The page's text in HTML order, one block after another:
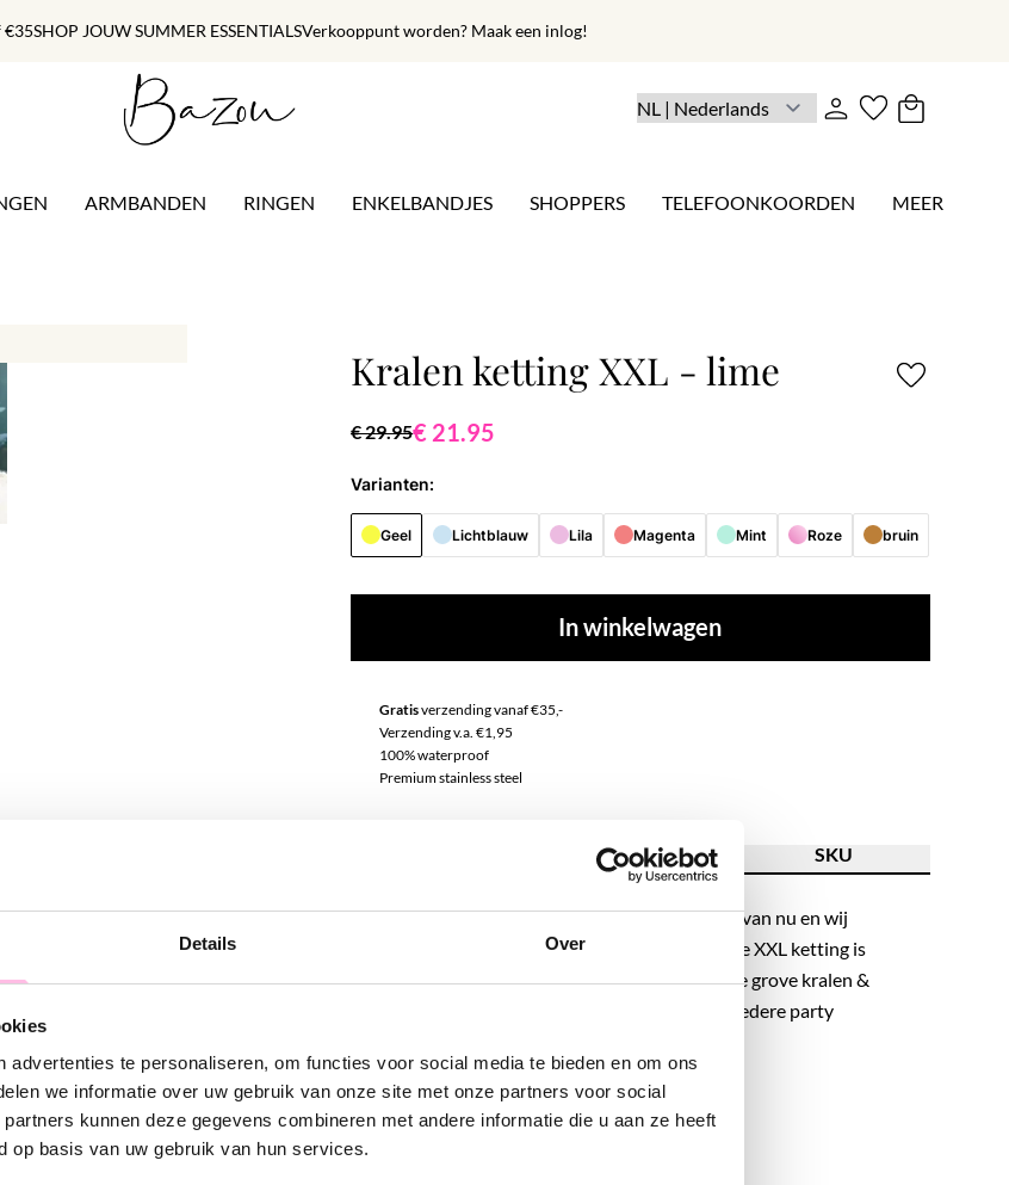
Details Over
advertenties te personaliseren, om functies voor social media te bieden en om ons
we informatie over uw gebruik van onze site met onze partners voor social
kunnen deze gegevens combineren met andere informatie die u aan ze heeft
op basis van uw gebruik van hun services.
€35SHOP JOUW SUMMER ESSENTIALSVerkooppunt worden? Maak een inlog!
ARMBANDEN RINGEN ENKELBANDJES SHOPPERS TELEFOONKOORDEN MEER
Kralen ketting XXL - lime
€ 29.95€ 21.95
Varianten:
Geel Lichtblauw Lila Magenta Mint Roze bruin
In winkelwagen
Gratisverzending vanaf €35,-
Verzending v.a. €1,95
100% waterproof
Premium stainless steel
Kenmerk SKU
Hot item alert! XL kralen kettingen zijn de trend van nu en wij
kunnen niet wachten om deze met je te delen! De XXL ketting is
een must-have voor je sieradencollectie. Door de grove kralen &
chique uitstraling past de statement ketting bij iedere party